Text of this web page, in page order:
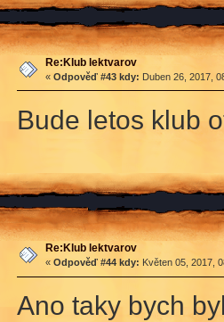
Re:Klub lektvarov
« Odpověď #43 kdy: Duben 26, 2017,
Bude letos klub
Re:Klub lektvarov
« Odpověď #44 kdy: Květen 05, 2017,
Ano taky bych